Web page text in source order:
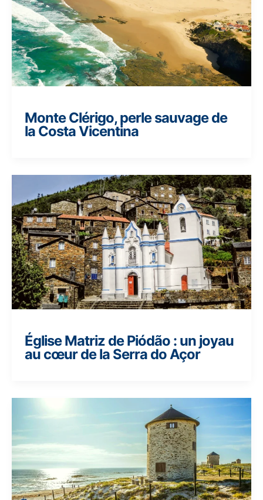
Monte Clérigo, perle sauvage de
la Costa Vicentina
Église Matriz de Piódão : un joyau
au cœur de la Serra do Açor